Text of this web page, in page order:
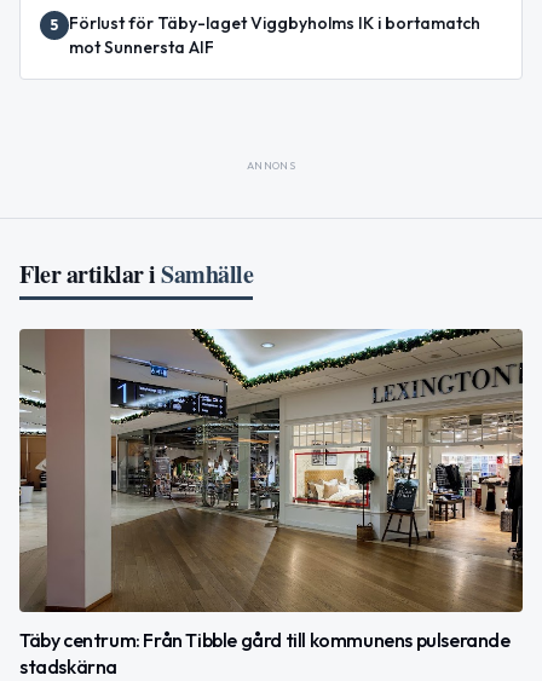
5
Förlust för Täby-laget Viggbyholms IK i bortamatch
mot Sunnersta AIF
ANNONS
Fler artiklar iSamhälle
Täby centrum: Från Tibble gård till kommunens pulserande
stadskärna